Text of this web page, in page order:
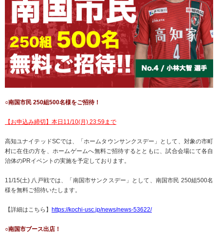
○南国市民 250組500名様をご招待！
【お申込み締切】本日11/10(月) 23:59まで
高知ユナイテッドSCでは、「ホームタウンサンクスデー」として、対象の市町
村に在住の方を、ホームゲームへ無料ご招待するとともに、試合会場にて各自
治体のPRイベントの実施を予定しております。
11/15(土) 八戸戦では、「南国市サンクスデー」として、南国市民 250組500名
様を無料ご招待いたします。
【詳細はこちら】 https://kochi-usc.jp/news/news-53622/
○南国市ブース出店！